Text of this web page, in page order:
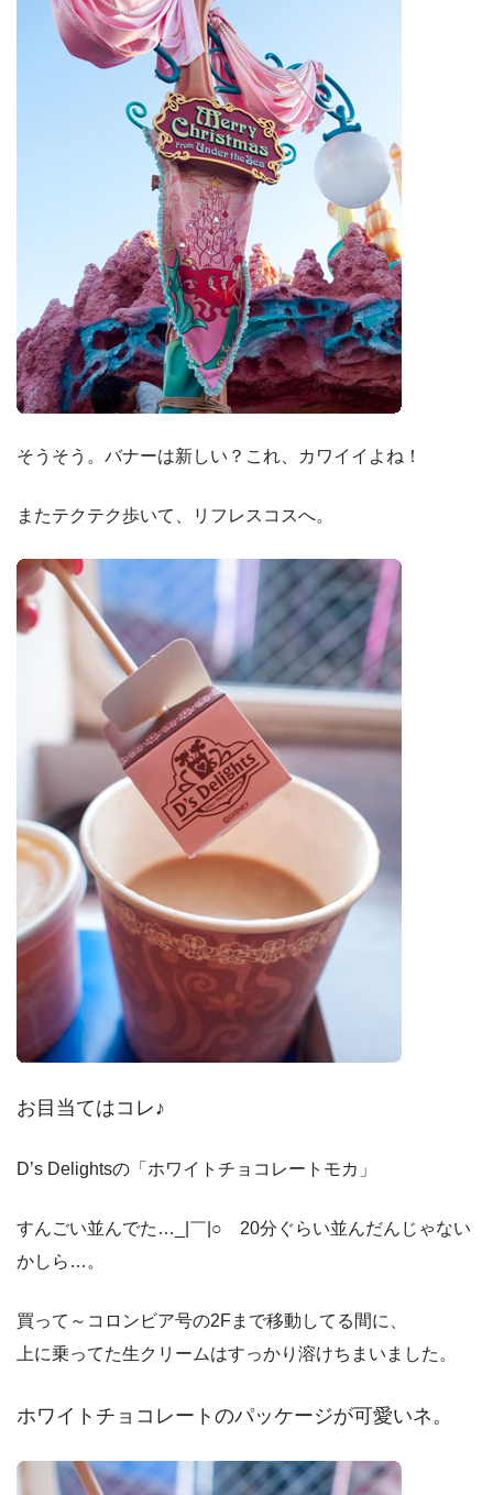
そうそう。バナーは新しい？これ、カワイイよね！
またテクテク歩いて、リフレスコスへ。
お目当てはコレ♪
D’s Delightsの「ホワイトチョコレートモカ」
すんごい並んでた…_|￣|○ 20分ぐらい並んだんじゃない
かしら…。
買って～コロンビア号の2Fまで移動してる間に、
上に乗ってた生クリームはすっかり溶けちまいました。
ホワイトチョコレートのパッケージが可愛いネ。